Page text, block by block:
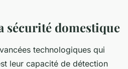
sécurité domestique
technologiques qui
leur capacité de détection